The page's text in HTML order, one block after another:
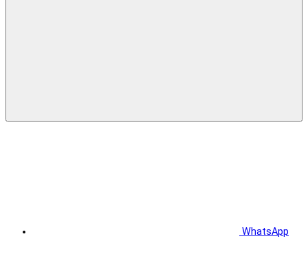
WhatsApp